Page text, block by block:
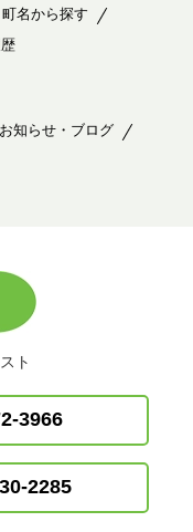
町名から探す
お知らせ・ブログ
ト
3966
2285